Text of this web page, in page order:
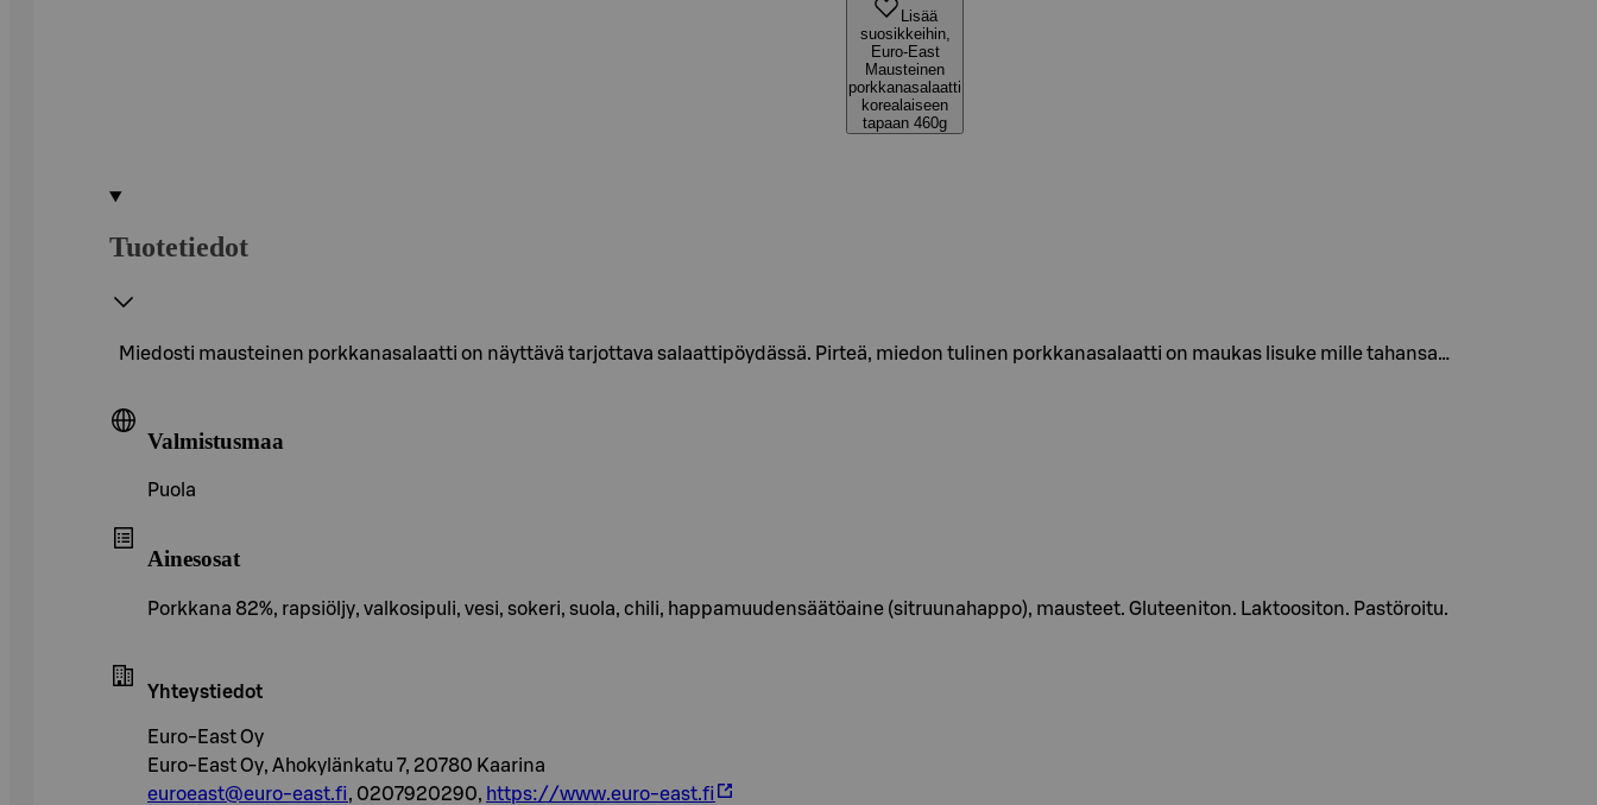
Lisää
suosikkeihin,
Euro-East
Mausteinen
porkkanasalaatti
korealaiseen
tapaan 460g
Tuotetiedot
Miedosti mausteinen porkkanasalaatti on näyttävä tarjottava salaattipöydässä. Pirteä, miedon tulinen porkkanasalaatti on maukas lisuke mille tahansa…
Valmistusmaa
Puola
Ainesosat
Porkkana 82%, rapsiöljy, valkosipuli, vesi, sokeri, suola, chili, happamuudensäätöaine (sitruunahappo), mausteet. Gluteeniton. Laktoositon. Pastöroitu.
Yhteystiedot
Euro-East Oy
Euro-East Oy, Ahokylänkatu 7, 20780 Kaarina
euroeast@euro-east.fi, 0207920290, https://www.euro-east.fi